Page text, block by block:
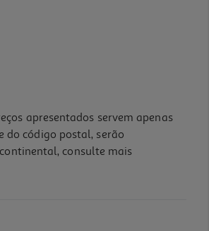
apresentados servem apenas
do código postal, serão
consulte mais